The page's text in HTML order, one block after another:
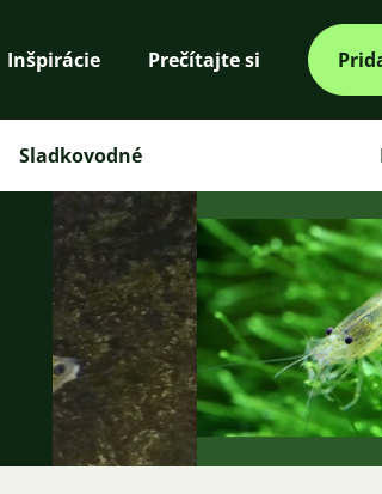
Inšpirácie Prečítajte si
Sladkovodné